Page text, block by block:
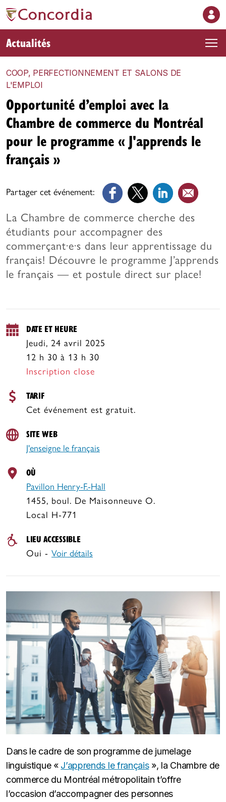
Actualités
COOP, PERFECTIONNEMENT ET SALONS DE
L'EMPLOI
Partager cet événement:
Opportunité d’emploi avec la
Chambre de commerce du Montréal
pour le programme « J'apprends le
français »
La Chambre de commerce cherche des
étudiants pour accompagner des
commerçant·e·s dans leur apprentissage du
français! Découvre le programme J’apprends
le français — et postule direct sur place!
DATE ET HEURE
Jeudi, 24 avril 2025
12 h 30 à 13 h 30
Inscription close
TARIF
Cet événement est gratuit.
SITE WEB
J'enseigne le français
OÙ
Pavillon Henry‐F.‐Hall
1455, boul. De Maisonneuve O.
Local H-771
LIEU ACCESSIBLE
Oui - Voir détails
Dans le cadre de son programme de jumelage
linguistique « J’apprends le français», la Chambre de
commerce du Montréal métropolitain t’offre
l’occasion d’accompagner des personnes